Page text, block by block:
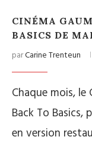
CINÉMA
BASICS DE
parCarine Trenteun
Chaque mois,
Back To
en version